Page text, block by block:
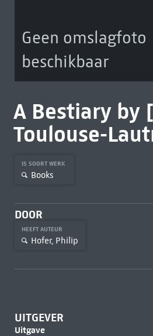
Geen omslagfoto
beschikbaar
A Bestiary by
Toulouse-
IS SOORT WERK
Books
DOOR
HEEFT AUTEUR
Hofer, Philip
UITGEVER
Uitgave